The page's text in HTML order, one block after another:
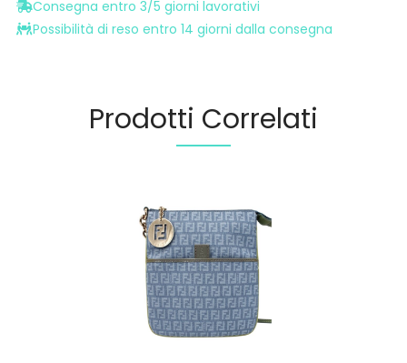
Consegna entro 3/5 giorni lavorativi
Possibilità di reso entro 14 giorni dalla consegna
Prodotti Correlati